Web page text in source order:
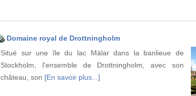
Domaine royal de Drottningholm
Situé sur une île du lac Mälar dans la banlieue de
Stockholm, l'ensemble de Drottningholm, avec son
château, son [En savoir plus...]